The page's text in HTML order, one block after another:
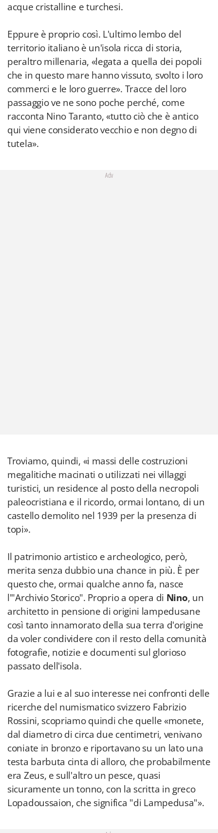
acque cristalline e turchesi.
Eppure è proprio così. L'ultimo lembo del
territorio italiano è un'isola ricca di storia,
peraltro millenaria, «legata a quella dei popoli
che in questo mare hanno vissuto, svolto i loro
commerci e le loro guerre». Tracce del loro
passaggio ve ne sono poche perché, come
racconta Nino Taranto, «tutto ciò che è antico
qui viene considerato vecchio e non degno di
tutela».
Adv
Troviamo, quindi, «i massi delle costruzioni
megalitiche macinati o utilizzati nei villaggi
turistici, un residence al posto della necropoli
paleocristiana e il ricordo, ormai lontano, di un
castello demolito nel 1939 per la presenza di
topi».
Il patrimonio artistico e archeologico, però,
merita senza dubbio una chance in più. È per
questo che, ormai qualche anno fa, nasce
l'"Archivio Storico". Proprio a opera di Nino, un
architetto in pensione di origini lampedusane
così tanto innamorato della sua terra d'origine
da voler condividere con il resto della comunità
fotografie, notizie e documenti sul glorioso
passato dell'isola.
Grazie a lui e al suo interesse nei confronti delle
ricerche del numismatico svizzero Fabrizio
Rossini, scopriamo quindi che quelle «monete,
dal diametro di circa due centimetri, venivano
coniate in bronzo e riportavano su un lato una
testa barbuta cinta di alloro, che probabilmente
era Zeus, e sull'altro un pesce, quasi
sicuramente un tonno, con la scritta in greco
Lopadoussaion, che significa "di Lampedusa"».